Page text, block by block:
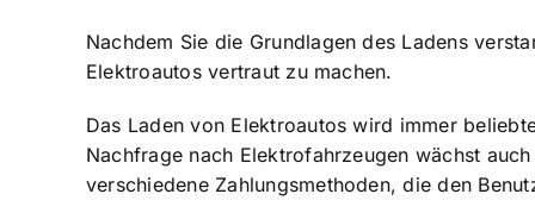
Nachdem Sie die Grundlagen des Ladens
Elektroautos vertraut zu machen.
Das Laden von Elektroautos wird immer
Nachfrage nach Elektrofahrzeugen wächst
verschiedene Zahlungsmethoden, die den